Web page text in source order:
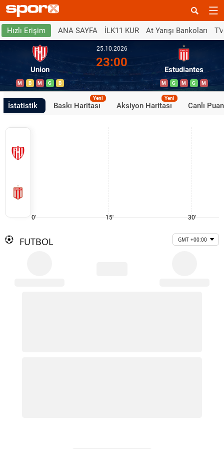
Hızlı Erişim ANA SAYFA İLK11 KUR At Yarışı Bankoları
Union
M B M G B
25.10.2026
23:00
Estudiantes
M G M G M
İstatistik Baskı Haritası
Yeni
Aksiyon Haritası
Yeni
Canlı
0' 15' 30'
FUTBOL GMT +00:00